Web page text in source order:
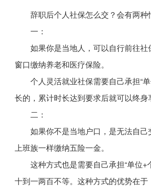
辞职后个人社保怎么交？会有两种
一：
如果你是当地人，可以自行前往
窗口缴纳养老和医疗保险。
个人灵活就业社保需要自己承担“
长的，累计时长达到要求后就可以终
二：
如果你不是当地户口，是无法自
上班族一样缴纳五险一金。
这种方式也是需要自己承担“单位
十到一两百不等。这种方式的优势在